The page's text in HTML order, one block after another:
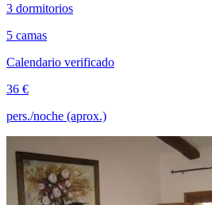
3 dormitorios
5 camas
Calendario verificado
36 €
pers./noche (aprox.)